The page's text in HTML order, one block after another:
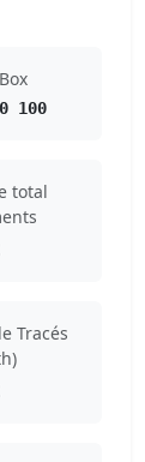
100
total
Tracés